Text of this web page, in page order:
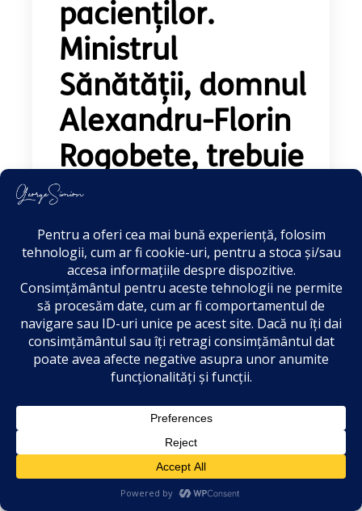
pacienților.
Ministrul
Sănătății, domnul
Alexandru-Florin
Rogobete, trebuie
să ofere
explicații!
Stimate domnule ministru, Platforma
Informatică a Asigurărilor de Sănătate
(PIAS) a fost concepută, inițial, ca o
platformă unitară menit